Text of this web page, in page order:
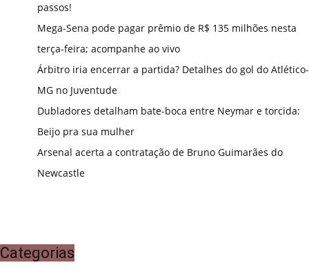
passos!
Mega-Sena pode pagar prêmio de R$ 135 milhões nesta
terça-feira; acompanhe ao vivo
Árbitro iria encerrar a partida? Detalhes do gol do Atlético-
MG no Juventude
Dubladores detalham bate-boca entre Neymar e torcida:
Beijo pra sua mulher
Arsenal acerta a contratação de Bruno Guimarães do
Newcastle
Categorias